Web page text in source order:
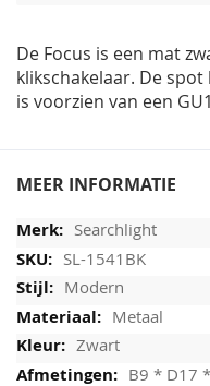
De Focus is een mat
klikschakelaar. De
is voorzien van een
MEER INFORMATIE
Searchlight
SL-1541BK
Modern
Metaal
Zwart
B9 * D17